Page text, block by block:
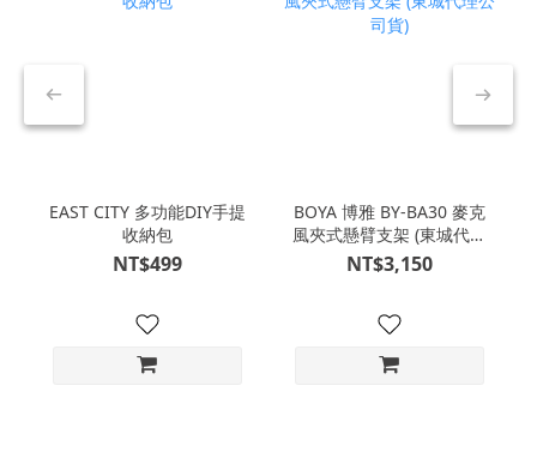
EAST CITY 多功能DIY手提
收納包
NT$499
BOYA 博雅 BY-BA30 麥克
風夾式懸臂支架 (東城代理
公司貨)
NT$3,150